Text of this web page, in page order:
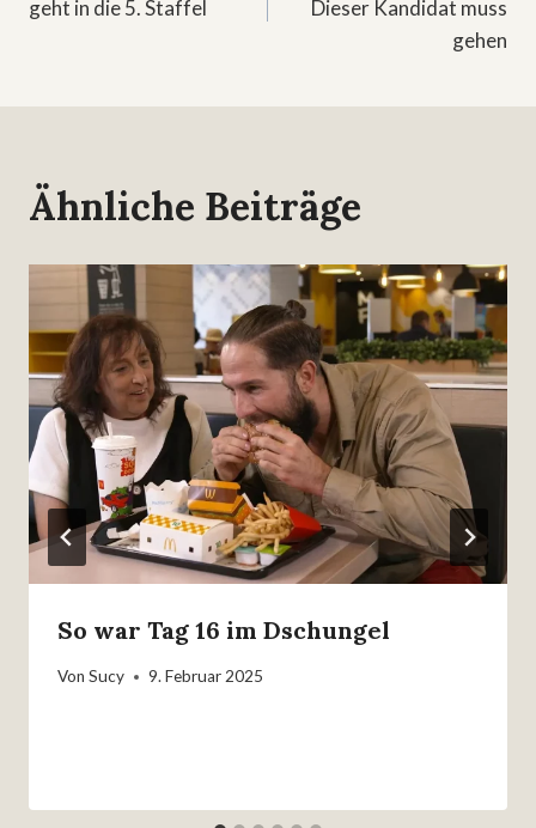
geht in die 5. Staffel
Dieser Kandidat muss
gehen
Ähnliche Beiträge
So war Tag 16 im Dschungel
Von Sucy 9. Februar 2025